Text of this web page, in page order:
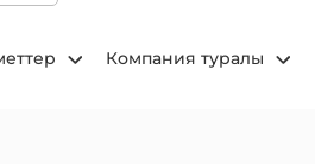
Компания туралы